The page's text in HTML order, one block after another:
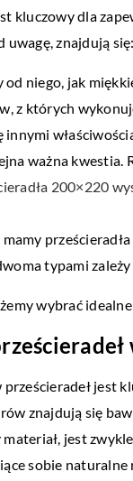
kluczowy dla
uwagę, znajdują się:
od niego, jak
z których
innymi
ważna
200×220
typami
wybrać
jest
znajdują się
jest
sobie